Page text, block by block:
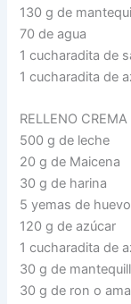
130 g de
70 de agua
1 cucharadita de
1 cucharadita de
RELLENO CREMA
500 g de leche
20 g de Maicena
30 g de harina
5 yemas de huevo
120 g de azúcar
1 cucharadita de
30 g de
30 g de ron o